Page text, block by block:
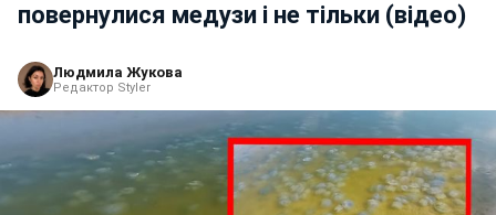
повернулися медузи і не тільки (відео)
Людмила Жукова
Редактор Styler